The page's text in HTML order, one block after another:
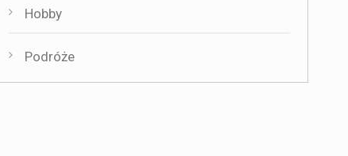
Hobby
Podróże